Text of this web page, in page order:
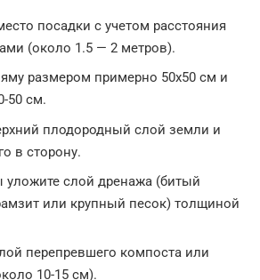
посадки с учетом расстояния
(около 1.5 — 2 метров).
размером примерно 50х50 см и
50 см.
плодородный слой земли и
в сторону.
слой дренажа (битый
или крупный песок) толщиной
перепревшего компоста или
10-15 см).